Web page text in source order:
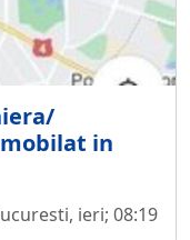
in
ieri; 08:19